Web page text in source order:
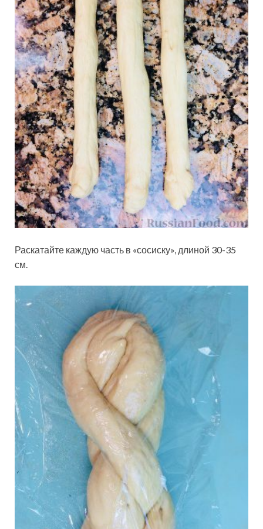
Раскатайте каждую часть в «сосиску», длиной 30-35
см.